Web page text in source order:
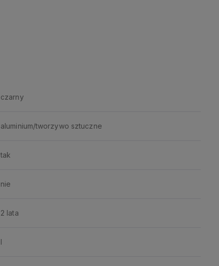
czarny
aluminium/tworzywo sztuczne
tak
nie
2 lata
I